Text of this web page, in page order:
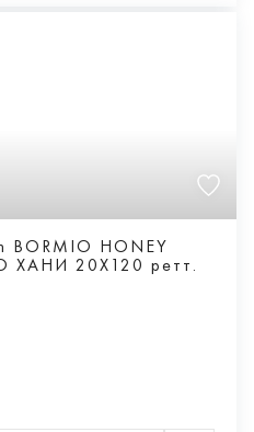
BORMIO HONEY
20Х120 ретт.